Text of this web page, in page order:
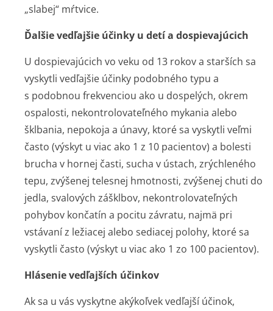
„slabej“ mŕtvice.
Ďalšie vedľajšie účinky u detí a dospievajúcich
U dospievajúcich vo veku od 13 rokov a starších sa
vyskytli vedľajšie účinky podobného typu a
s podobnou frekvenciou ako u dospelých, okrem
ospalosti, nekontrolovateľného mykania alebo
šklbania, nepokoja a únavy, ktoré sa vyskytli veľmi
často (výskyt u viac ako 1 z 10 pacientov) a bolesti
brucha v hornej časti, sucha v ústach, zrýchleného
tepu, zvýšenej telesnej hmotnosti, zvýšenej chuti do
jedla, svalových zášklbov, nekontrolovateľných
pohybov končatín a pocitu závratu, najmä pri
vstávaní z ležiacej alebo sediacej polohy, ktoré sa
vyskytli často (výskyt u viac ako 1 zo 100 pacientov).
Hlásenie vedľajších účinkov
Ak sa u vás vyskytne akýkoľvek vedľajší účinok,